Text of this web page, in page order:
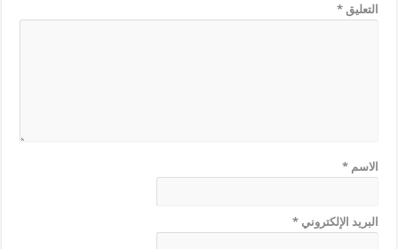
التعليق*
الاسم*
البريد الإلكتروني*